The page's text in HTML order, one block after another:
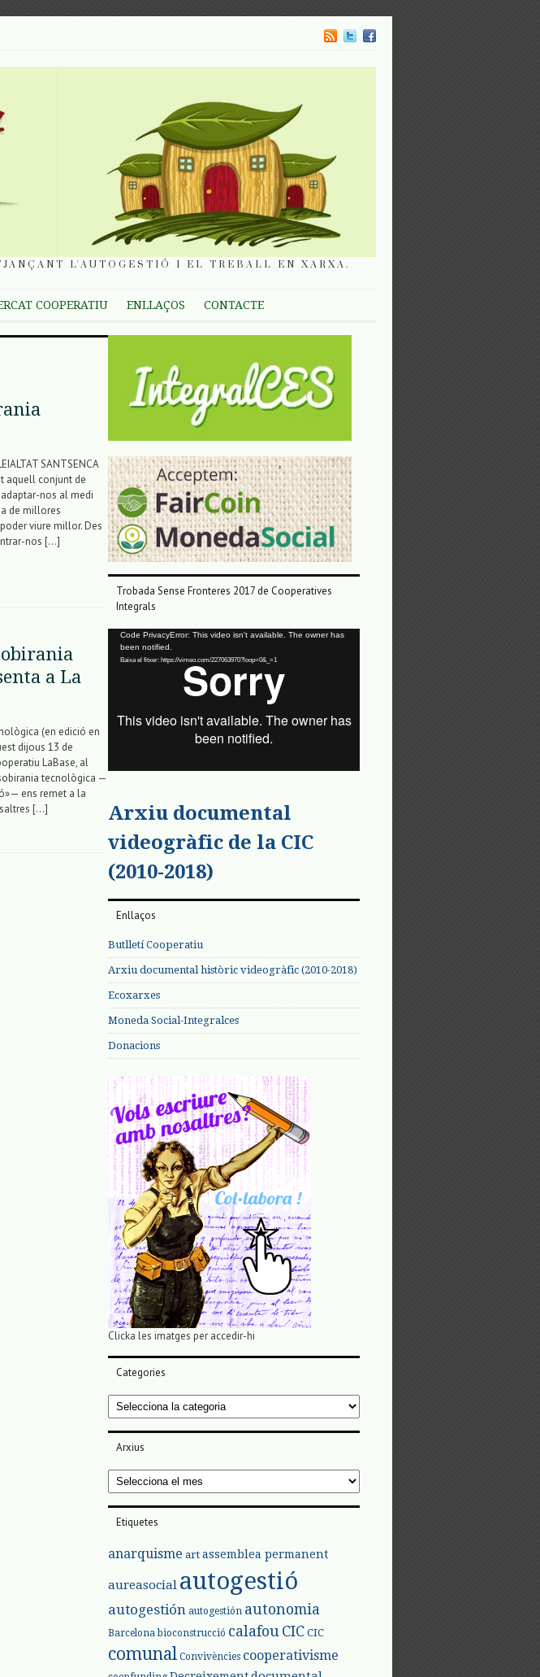
L'AUTOGESTIÓ I EL TREBALL EN XARXA.
COOPERATIU ENLLAÇOS CONTACTE
SANTSENCA
aquell conjunt de
nos al medi
de millores
viure millor. Des
nos […]
a La
(en edició en
dijous 13 de
LaBase, al
tecnològica —
ens remet a la
[…]
Trobada Sense Fronteres 2017 de Cooperatives
Integrals
Reproductor
vídeo
Code PrivacyError: This video isn't available. The owner has
been notified.
Baixa el fitxer: https://vimeo.com/227063970?loop=0&_=1
Arxiu documental
videogràfic de la CIC
(2010-2018)
Enllaços
Butlletí Cooperatiu
Arxiu documental històric videogràfic (2010-2018)
Ecoxarxes
Moneda Social-Integralces
Donacions
Clicka les imatges per accedir-hi
Categories
Categories
Arxius
Arxius
Etiquetes
anarquisme art assemblea permanent
aureasocial autogestió
autogestión autogestión autonomia
Barcelona bioconstrucció calafou CIC CIC
comunal Convivències cooperativisme